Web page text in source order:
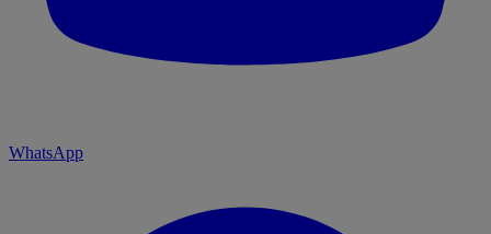
WhatsApp